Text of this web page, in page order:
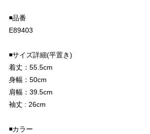
◾️品番
E89403
◾️サイズ詳細(平置き)
着丈：55.5cm
身幅：50cm
肩幅：39.5cm
袖丈 : 26cm
◾️カラー